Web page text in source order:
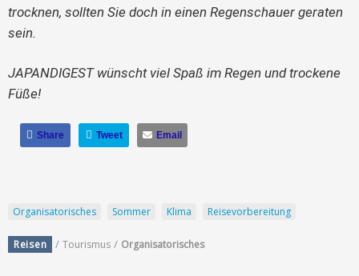
trocknen, sollten Sie doch in einen Regenschauer geraten
sein.
JAPANDIGEST wünscht viel Spaß im Regen und trockene
Füße!
Share Tweet Email
Organisatorisches Sommer Klima Reisevorbereitung
Reisen / Tourismus / Organisatorisches